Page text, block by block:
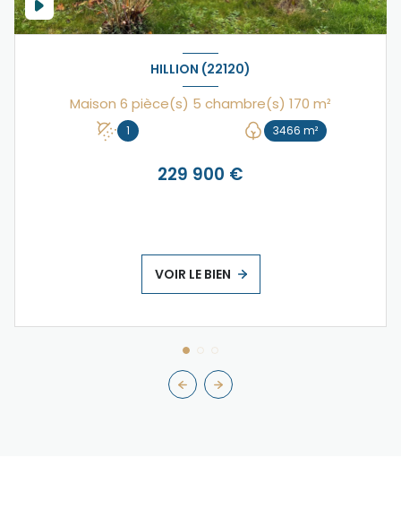
HILLION (22120)
Maison 6 pièce(s) 5 chambre(s) 170 m²
1 3466 m²
229 900 €
VOIR LE BIEN